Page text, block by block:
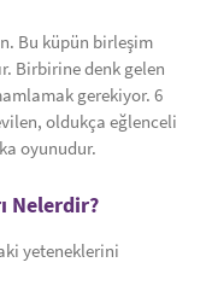
Bu küpün birleşim
Birbirine denk gelen
gerekiyor. 6
oldukça eğlenceli
oyunudur.
Nelerdir?
yeteneklerini